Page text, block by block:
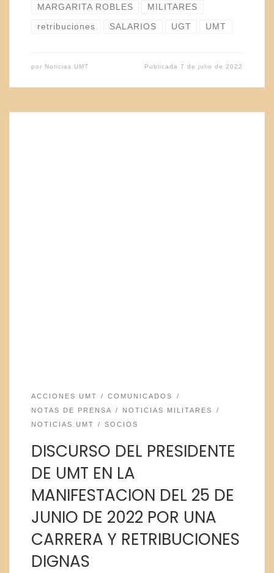
MARGARITA ROBLES MILITARES
retribuciones SALARIOS UGT UMT
por Noticias UMT Publicada7 de julio de 2022
ACCIONES UMT
COMUNICADOS
NOTAS DE PRENSA
NOTICIAS MILITARES
NOTICIAS UMT
SOCIOS
DISCURSO DEL PRESIDENTE
DE UMT EN LA
MANIFESTACION DEL 25 DE
JUNIO DE 2022 POR UNA
CARRERA Y RETRIBUCIONES
DIGNAS